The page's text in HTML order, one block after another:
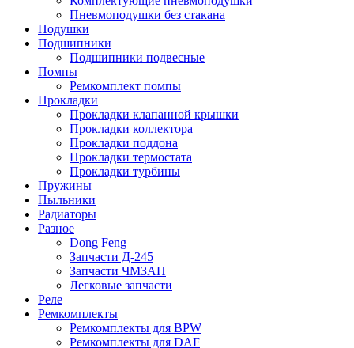
Пневмоподушки без стакана
Подушки
Подшипники
Подшипники подвесные
Помпы
Ремкомплект помпы
Прокладки
Прокладки клапанной крышки
Прокладки коллектора
Прокладки поддона
Прокладки термостата
Прокладки турбины
Пружины
Пыльники
Радиаторы
Разное
Dong Feng
Запчасти Д-245
Запчасти ЧМЗАП
Легковые запчасти
Реле
Ремкомплекты
Ремкомплекты для BPW
Ремкомплекты для DAF